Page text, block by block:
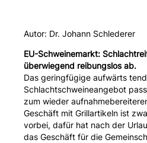
Autor: Dr. Johann Schlederer
EU-Schweinemarkt:
überwiegend reibungslos ab.
Das geringfügige aufwärts
Schlachtschweineangebot
zum wieder
Geschäft mit Grillartikeln ist
vorbei, dafür hat nach der
das Geschäft für die